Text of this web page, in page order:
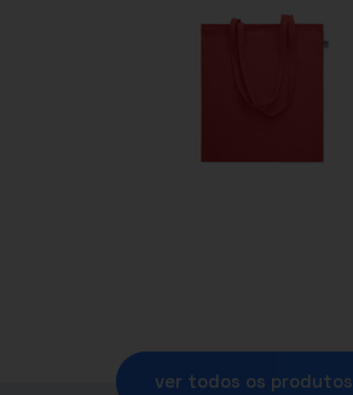
ver todos os produtos